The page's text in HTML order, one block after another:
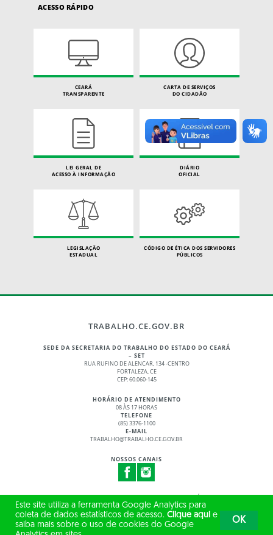
ACESSO RÁPIDO
CEARÁ
TRANSPARENTE
CARTA DE SERVIÇOS
DO CIDADÃO
LEI GERAL DE
ACESSO À INFORMAÇÃO
DIÁRIO
OFICIAL
LEGISLAÇÃO
ESTADUAL
CÓDIGO DE ÉTICA DOS SERVIDORES
PÚBLICOS
TRABALHO.CE.GOV.BR
SEDE DA SECRETARIA DO TRABALHO DO ESTADO DO CEARÁ
– SET
RUA RUFINO DE ALENCAR, 134 -CENTRO
FORTALEZA, CE
CEP: 60.060-145
HORÁRIO DE ATENDIMENTO
08 ÀS 17 HORAS
TELEFONE
(85) 3376-1100
E-MAIL
TRABALHO@TRABALHO.CE.GOV.BR
NOSSOS CANAIS
© 2017 - 2026 – GOVERNO DO ESTADO DO CEARÁ
TODOS OS DIREITOS RESERVADOS
Este site utiliza a ferramenta Google Analytics para
coleta de dados estatísticos de acesso. Clique aqui e
saiba mais sobre o uso de cookies do Google
OK